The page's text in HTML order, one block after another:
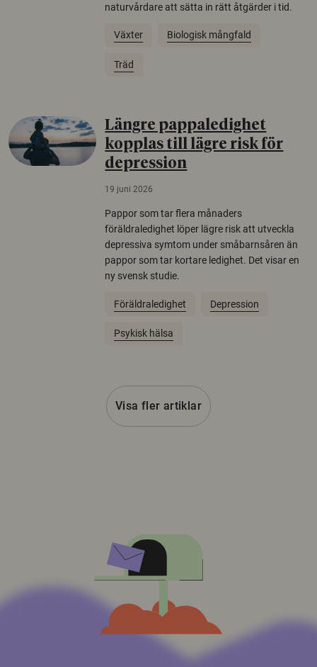
naturvårdare att sätta in rätt åtgärder i tid.
Växter Biologisk mångfald
Träd
Längre pappaledighet
kopplas till lägre risk för
depression
19 juni 2026
Pappor som tar flera månaders
föräldraledighet löper lägre risk att utveckla
depressiva symtom under småbarnsåren än
pappor som tar kortare ledighet. Det visar en
ny svensk studie.
Föräldraledighet Depression
Psykisk hälsa
Visa fler artiklar